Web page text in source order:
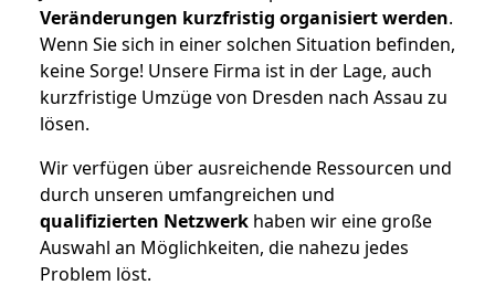
Veränderungen kurzfristig organisiert werden.
Wenn Sie sich in einer solchen Situation befinden,
keine Sorge! Unsere Firma ist in der Lage, auch
kurzfristige Umzüge von Dresden nach Assau zu
lösen.
Wir verfügen über ausreichende Ressourcen und
durch unseren umfangreichen und
qualifizierten Netzwerk haben wir eine große
Auswahl an Möglichkeiten, die nahezu jedes
Problem löst.